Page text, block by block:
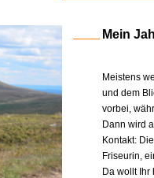
Mein
Meistens
und dem
vorbei,
Dann wird
Kontakt:
Friseurin,
Da wollt